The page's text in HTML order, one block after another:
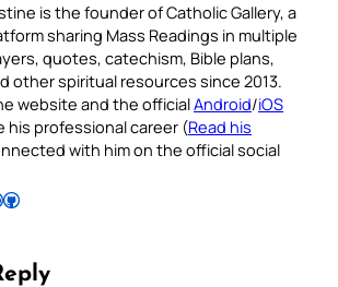
is the founder of Catholic Gallery, a
sharing Mass Readings in multiple
quotes, catechism, Bible plans,
other spiritual resources since 2013.
website and the officialAndroid/iOS
his professional career (Read his
with him on the official social
Follow Pradeep on GitHub